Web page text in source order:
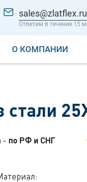
sales@zlatflex.ru
Ответим в течение 15
О КОМПАНИИ
стали
- по РФ и СНГ